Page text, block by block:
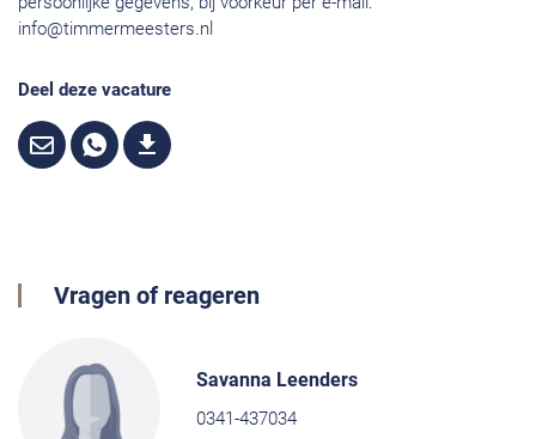
info@timmermeesters.nl
Deel deze vacature
Vragen of reageren
Savanna Leenders
0341-437034